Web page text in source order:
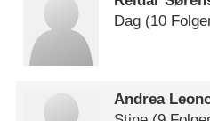
Dag (10
Andrea